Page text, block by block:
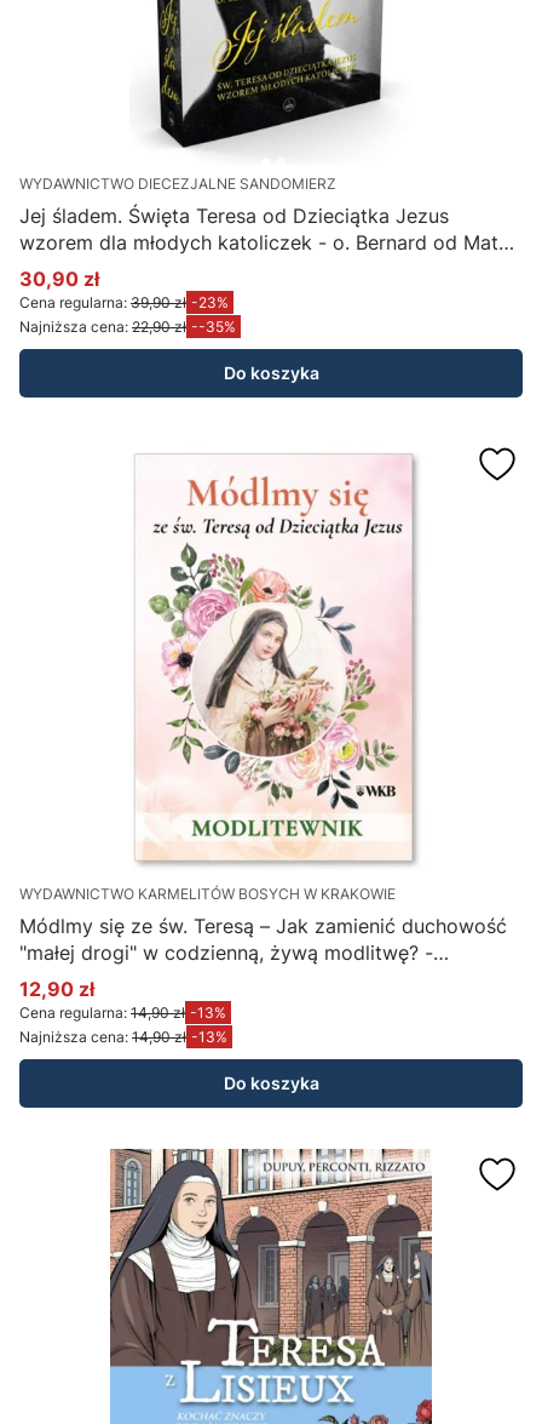
WYDAWNICTWO DIECEZJALNE SANDOMIERZ
Jej śladem. Święta Teresa od Dzieciątka Jezus
wzorem dla młodych katoliczek - o. Bernard od Matki
Bożej OCD
Cena promocyjna
30,90 zł
Cena regularna: 39,90 zł -23%
Najniższa cena: 22,90 zł --35%
Do koszyka
WYDAWNICTWO KARMELITÓW BOSYCH W KRAKOWIE
Módlmy się ze św. Teresą – Jak zamienić duchowość
"małej drogi" w codzienną, żywą modlitwę? -
modlitewnik
Cena promocyjna
12,90 zł
Cena regularna: 14,90 zł -13%
Najniższa cena: 14,90 zł -13%
Do koszyka